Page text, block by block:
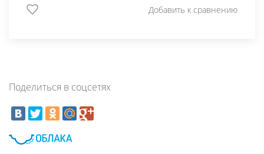
Добавить к сравнению
Поделиться в соцсетях